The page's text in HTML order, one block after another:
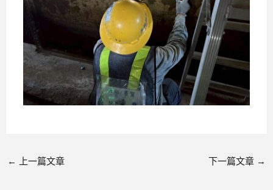
← 上一篇文章 下一篇文章 →